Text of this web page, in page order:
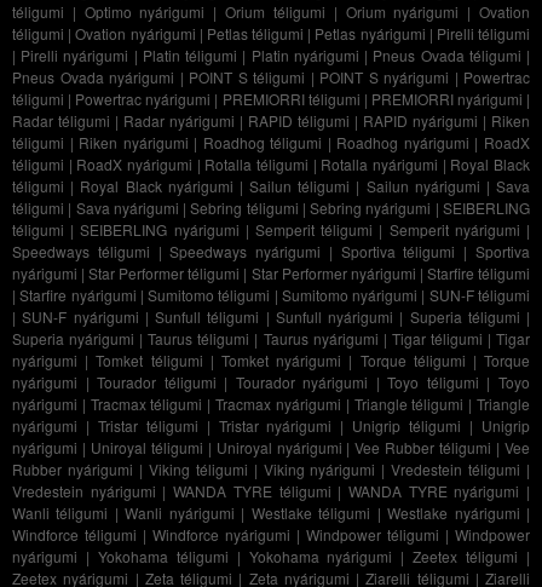
téligumi | Optimo nyárigumi |Orium téligumi | Orium nyárigumi |Ovation
téligumi |Ovation nyárigumi | Petlas téligumi | Petlas nyárigumi | Pirelli téligumi
| Pirelli nyárigumi | Platin téligumi | Platin nyárigumi | Pneus Ovada téligumi |
Pneus Ovada nyárigumi | POINT S téligumi | POINT S nyárigumi | Powertrac
téligumi | Powertrac nyárigumi | PREMIORRI téligumi | PREMIORRI nyárigumi |
Radar téligumi | Radar nyárigumi | RAPID téligumi | RAPID nyárigumi | Riken
téligumi | Riken nyárigumi | Roadhog téligumi | Roadhog nyárigumi | RoadX
téligumi | RoadX nyárigumi | Rotalla téligumi | Rotalla nyárigumi | Royal Black
téligumi | Royal Black nyárigumi |Sailun téligumi | Sailun nyárigumi |Sava
téligumi | Sava nyárigumi |Sebring téligumi |Sebring nyárigumi |SEIBERLING
téligumi |SEIBERLING nyárigumi |Semperit téligumi | Semperit nyárigumi |
Speedways téligumi |Speedways nyárigumi | Sportiva téligumi |Sportiva
nyárigumi |Star Performer téligumi | Star Performer nyárigumi | Starfire téligumi
|Starfire nyárigumi |Sumitomo téligumi | Sumitomo nyárigumi | SUN-F téligumi
|SUN-F nyárigumi | Sunfull téligumi | Sunfull nyárigumi | Superia téligumi |
Superia nyárigumi |Taurus téligumi | Taurus nyárigumi | Tigar téligumi |Tigar
nyárigumi |Tomket téligumi | Tomket nyárigumi | Torque téligumi |Torque
nyárigumi |Tourador téligumi | Tourador nyárigumi |Toyo téligumi |Toyo
nyárigumi | Tracmax téligumi |Tracmax nyárigumi | Triangle téligumi |Triangle
nyárigumi | Tristar téligumi | Tristar nyárigumi | Unigrip téligumi | Unigrip
nyárigumi | Uniroyal téligumi | Uniroyal nyárigumi |Vee Rubber téligumi |Vee
Rubber nyárigumi | Viking téligumi | Viking nyárigumi |Vredestein téligumi |
Vredestein nyárigumi |WANDA TYRE téligumi | WANDA TYRE nyárigumi |
Wanli téligumi |Wanli nyárigumi | Westlake téligumi |Westlake nyárigumi |
Windforce téligumi | Windforce nyárigumi | Windpower téligumi | Windpower
nyárigumi | Yokohama téligumi | Yokohama nyárigumi |Zeetex téligumi |
Zeetex nyárigumi | Zeta téligumi | Zeta nyárigumi |Ziarelli téligumi | Ziarelli